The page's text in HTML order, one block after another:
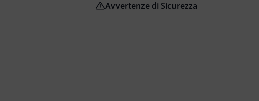
Avvertenze di Sicurezza